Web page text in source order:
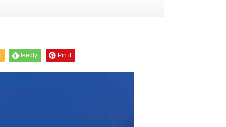
feedly Pin it